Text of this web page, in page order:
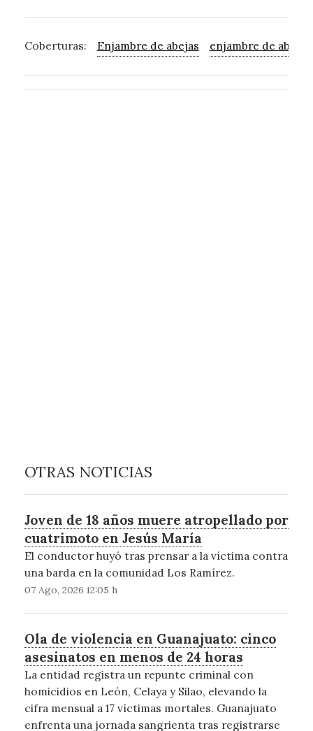
Coberturas: Enjambre de abejas enjambre de abejas
OTRAS NOTICIAS
Joven de 18 años muere atropellado por
cuatrimoto en Jesús María
El conductor huyó tras prensar a la víctima contra
una barda en la comunidad Los Ramírez.
07 Ago, 2026 12:05 h
Ola de violencia en Guanajuato: cinco
asesinatos en menos de 24 horas
La entidad registra un repunte criminal con
homicidios en León, Celaya y Silao, elevando la
cifra mensual a 17 víctimas mortales. Guanajuato
enfrenta una jornada sangrienta tras registrarse